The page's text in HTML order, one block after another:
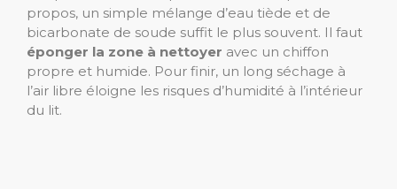
propos, un simple mélange d’eau tiède et de
bicarbonate de soude suffit le plus souvent. Il faut
éponger la zone à nettoyer avec un chiffon
propre et humide. Pour finir, un long séchage à
l’air libre éloigne les risques d’humidité à l’intérieur
du lit.